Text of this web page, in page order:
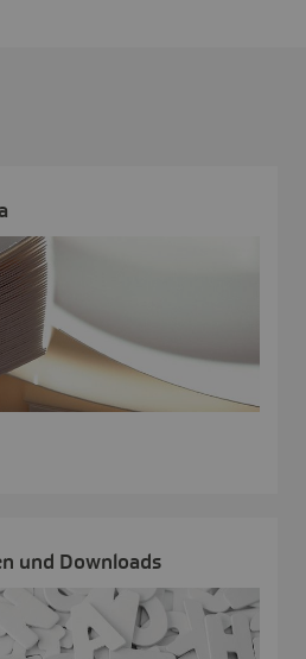
und Down­loads